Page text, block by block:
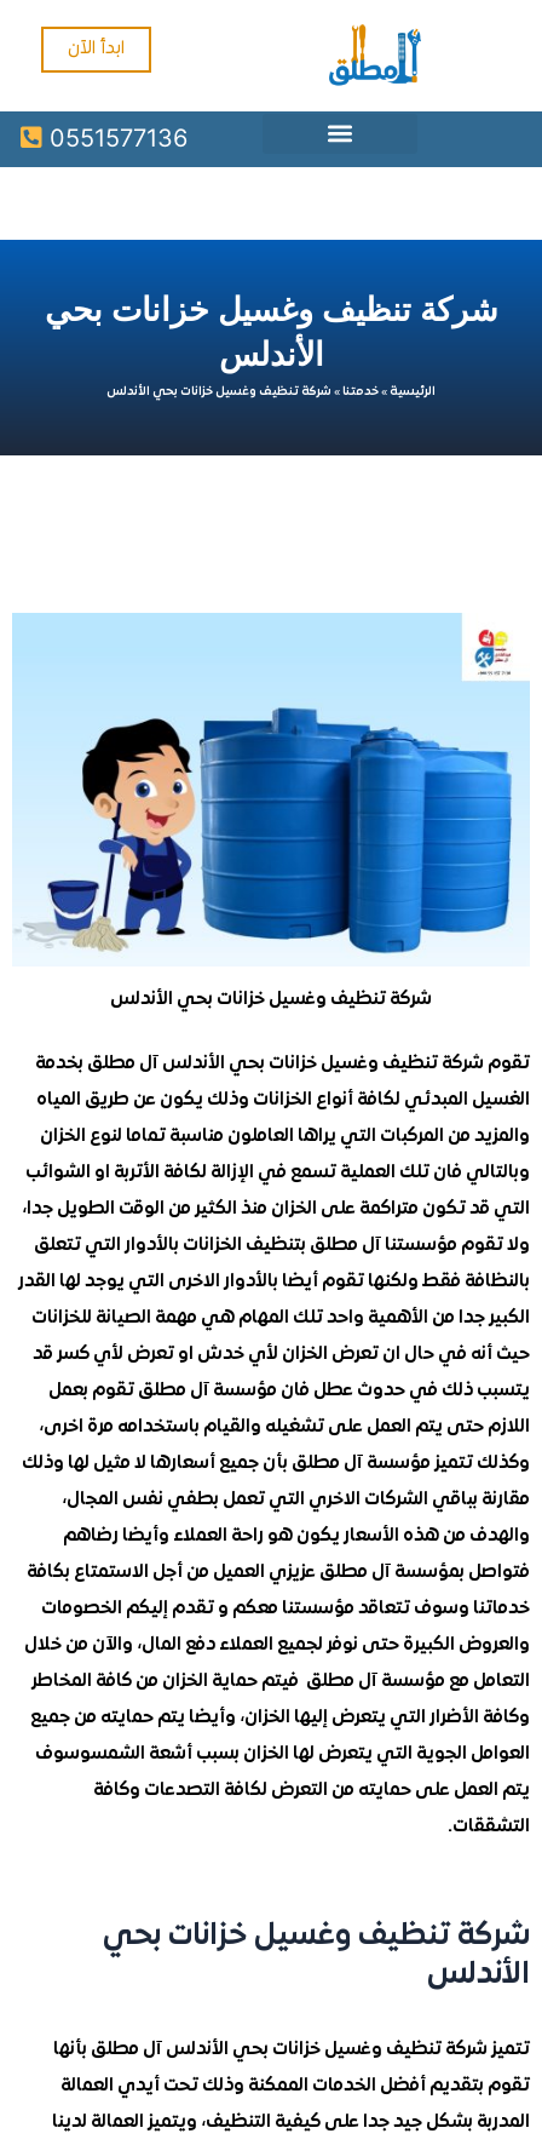
0551577136
تنظيف وغسيل خزانات بحي
الأندلس
خدمتنا»شركة تنظيف وغسيل خزانات بحي الأندلس
شركة تنظيف وغسيل خزانات بحي الأندلس
تنظيف وغسيل خزانات بحي الأندلس آل مطلق بخدمة
المبدئي لكافة أنواع الخزانات وذلك يكون عن طريق المياه
من المركبات التي يراها العاملون مناسبة تماما لنوع الخزان
فان تلك العملية تسمع في الإزالة لكافة الأتربة او الشوائب
تكون متراكمة على الخزان منذ الكثير من الوقت الطويل جدا،
مؤسستنا آل مطلق بتنظيف الخزانات بالأدوار التي تتعلق
فقط ولكنها تقوم أيضا بالأدوار الاخرى التي يوجد لها القدر
جدا من الأهمية واحد تلك المهام هي مهمة الصيانة للخزانات
في حال ان تعرض الخزان لأي خدش او تعرض لأي كسر قد
ذلك في حدوث عطل فان مؤسسة آل مطلق تقوم بعمل
حتى يتم العمل على تشغيله والقيام باستخدامه مرة اخرى،
مؤسسة آل مطلق بأن جميع أسعارها لا مثيل لها وذلك
بباقي الشركات الاخري التي تعمل بطفي نفس المجال،
من هذه الأسعار يكون هو راحة العملاء وأيضا رضاهم
بمؤسسة آل مطلق عزيزي العميل من أجل الاستمتاع بكافة
وسوف تتعاقد مؤسستنا معكم و تقدم إليكم الخصومات
الكبيرة حتى نوفر لجميع العملاء دفع المال، والآن من خلال
مع مؤسسة آل مطلق فيتم حماية الخزان من كافة المخاطر
التي يتعرض إليها الخزان، وأيضا يتم حمايته من جميع
الجوية التي يتعرض لها الخزان بسبب أشعة الشمسوسوف
على حمايته من التعرض لكافة التصدعات وكافة
تنظيف وغسيل خزانات بحي
تنظيف وغسيل خزانات بحي الأندلس آل مطلق بأنها
أفضل الخدمات الممكنة وذلك تحت أيدي العمالة
بشكل جيد جدا على كيفية التنظيف، ويتميز العمالة لدينا